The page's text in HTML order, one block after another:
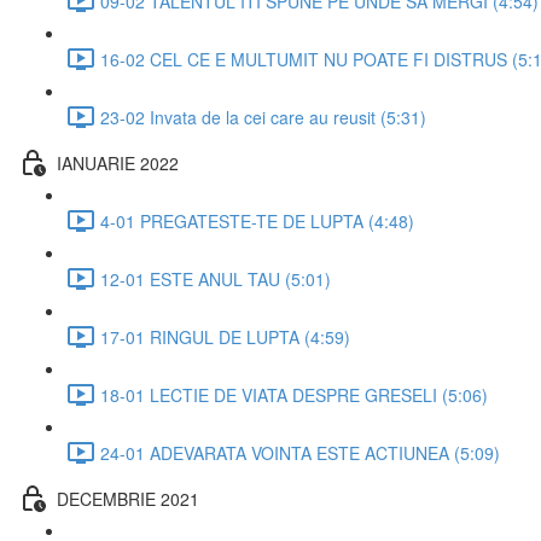
16-02 CEL CE E MULTUMIT NU POATE FI DISTRUS
23-02 Invata de la cei care au reusit (5:31)
IANUARIE 2022
4-01 PREGATESTE-TE DE LUPTA (4:48)
12-01 ESTE ANUL TAU (5:01)
17-01 RINGUL DE LUPTA (4:59)
18-01 LECTIE DE VIATA DESPRE GRESELI (5:06)
24-01 ADEVARATA VOINTA ESTE ACTIUNEA (5:09)
DECEMBRIE 2021